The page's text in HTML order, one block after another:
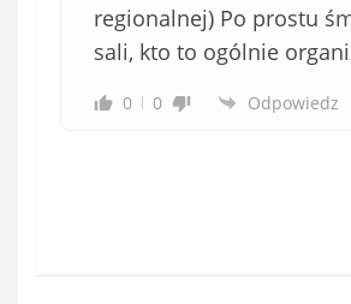
regionalnej) Po prostu
sali, kto to ogólnie
0 0 Odpowiedz